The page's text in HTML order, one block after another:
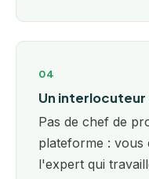
04
Un
Pas de chef de
plateforme : vous
l'expert qui